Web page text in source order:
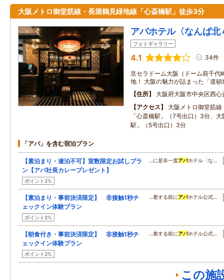
大阪メトロ御堂筋線・長堀鶴見緑地線「心斎橋駅」徒歩3分
アパホテル〈なんば北
フォトギャラリー
4.1 34件
京セラドーム大阪（ドーム前千代
地！ 大阪の魅力が詰まった「道
住所
大阪府大阪市中央区西
アクセス
大阪メトロ御堂筋
「心斎橋駅」（7号出口）3分、
駅」（5号出口）3分
「アパ」を含む宿泊プラン
【素泊まり・連泊不可】室数限定お試しプラ
ン【アパ社長カレープレゼント】
ポイント2%
…に是非一度アパホテル〈な…
【素泊まり・事前決済限定】 非接触1秒チ
ェックイン体験プラン
ポイント2%
…着する前にアパホテル公式…
【朝食付き・事前決済限定】 非接触1秒チ
ェックイン体験プラン
ポイント2%
…着する前にアパホテル公式…
この施